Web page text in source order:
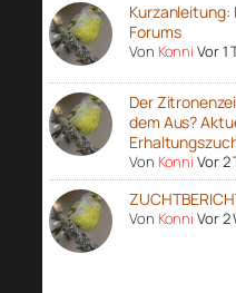
Kurzanleitung:
Forums
Von Konni Vor 1
Der
dem Aus?
Von Konni Vor 2
Von Konni Vor 2